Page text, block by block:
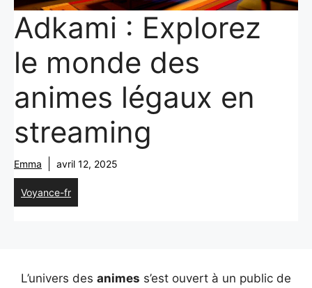
Adkami : Explorez
le monde des
animes légaux en
streaming
Emma avril 12, 2025
Voyance-fr
L’univers des animes s’est ouvert à un public de